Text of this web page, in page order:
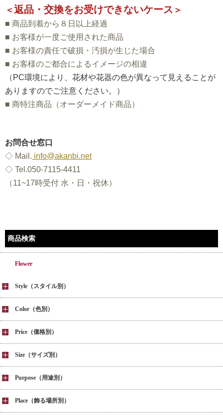
＜返品・交換をお受けできないケース ＞
■ 商品到着から８日以上経過
■ お客様が一度ご使用された商品
■ お客様の責任で破損・汚損が生じた場合
■ お客様のご都合によるイメージの相違
（PC環境により、花材や花器の色が異なって見えることが
ありますのでご注意ください。）
■ 商特注商品（オーダーメイド商品）
お問合せ窓口
◇ Mail. info@akanbi.net
◇ Tel.050-7115-4411
（11~17時受付 水・日・祝休）
商品検索
Flower
Style（スタイル別）
Color（色別）
Price（価格別）
Size（サイズ別）
Purpose（用途別）
Place（飾る場所別）